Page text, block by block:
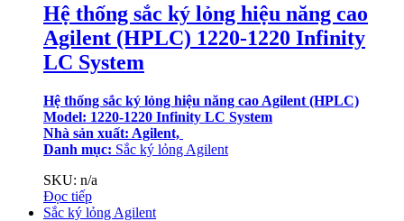
Hệ thống sắc ký lỏng hiệu năng cao
Agilent (HPLC) 1220-1220 Infinity
LC System
Hệ thống sắc ký lỏng hiệu năng cao Agilent (HPLC)
Model: 1220-1220 Infinity LC System
Nhà sản xuất: Agilent,
Danh mục: Sắc ký lỏng Agilent
SKU: n/a
Đọc tiếp
Sắc ký lỏng Agilent